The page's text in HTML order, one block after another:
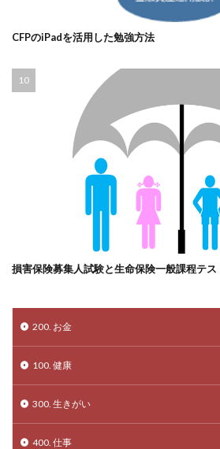
CFPのiPadを活用した勉強方法
損害保険募集人試験と生命保険一般課程テス
200. お金
100. 健康
300. 生きがい
400. 仕事